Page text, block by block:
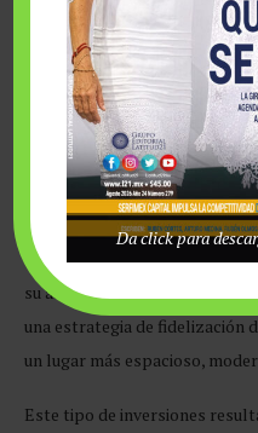
Posicionamiento
Con esta renovación, Mr.
en Cancún como una marca
gastronómica brasileña,
La decisión de permanecer en
su antigua sede— y crecer
una estrategia de fidelización
un lugar más espacioso,
Este tipo de inversiones
Da click para